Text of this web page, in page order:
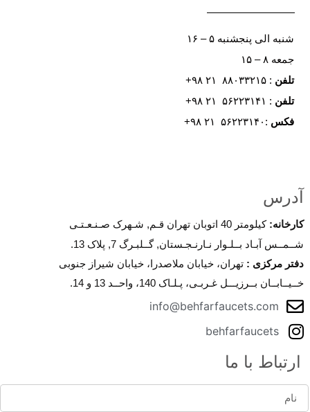
شنبه الی پنجشنبه ۵ – ۱۶
جمعه ۸ – ۱۵
تلفن : ۸۸۰۳۳۲۱۵ ۲۱ ۹۸+
تلفن : ۵۶۲۲۳۱۴۱ ۲۱ ۹۸+
فکس :۵۶۲۲۳۱۴۰ ۲۱ ۹۸+
آدرس
کارخانه: کیلومتر 40 اتوبان تهران قـم, شـهرک صـنـعـتـی
شــمــس آبـاد بــلـوار نـارنـجـستان, گــلبـرگ 7, پلاک 13.
دفتر مرکزی : تهران، خیابان ملاصدرا، خیابان شیراز جنوبی
خــیــابــان بــرزیـــل غـربـی، پـلـاک 140، واحــد 13 و 14.
info@behfarfaucets.com
behfarfaucets
ارتباط با ما